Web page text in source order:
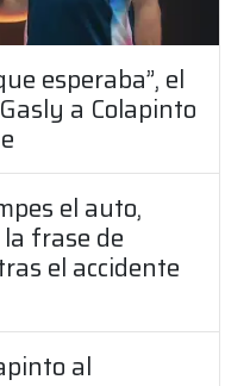
esperaba”, el
a Colapinto
el auto,
frase de
el accidente
al